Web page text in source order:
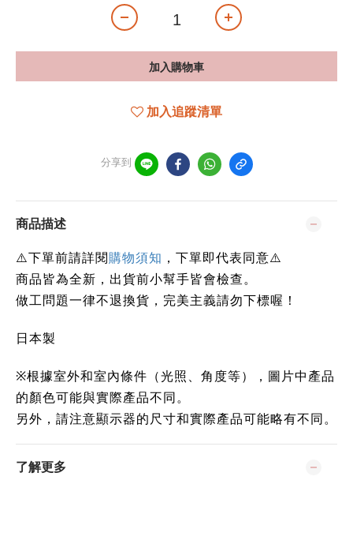
加入購物車
加入追蹤清單
分享到
商品描述
⚠️下單前請詳閱 購物須知 ，下單即代表同意⚠️
商品皆為全新，出貨前小幫手皆會檢查。
做工問題一律不退換貨，完美主義請勿下標喔！
日本製
※根據室外和室內條件（光照、角度等），圖片中產品
的顏色可能與實際產品不同。
另外，請注意顯示器的尺寸和實際產品可能略有不同。
了解更多